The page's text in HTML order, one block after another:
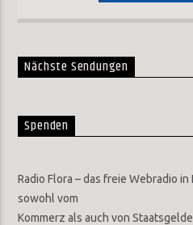
Nächste Sendungen
Spenden
Radio Flora – das freie Webradio
sowohl vom
Kommerz als auch von